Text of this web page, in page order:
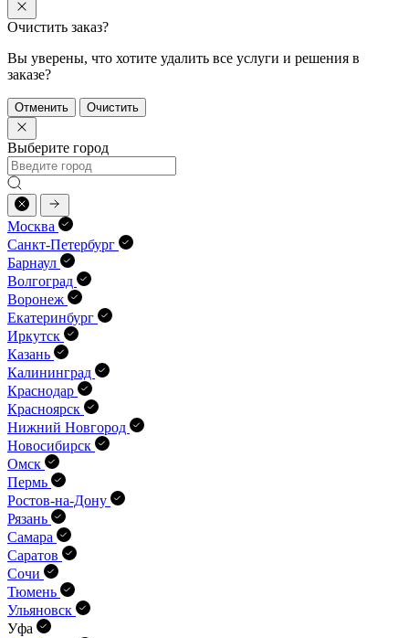
Очистить заказ?
Вы уверены, что хотите удалить все услуги и решения в
заказе?
Отменить Очистить
Выберите город
Москва
Санкт-Петербург
Барнаул
Волгоград
Воронеж
Екатеринбург
Иркутск
Казань
Калининград
Краснодар
Красноярск
Нижний Новгород
Новосибирск
Омск
Пермь
Ростов-на-Дону
Рязань
Самара
Саратов
Сочи
Тюмень
Ульяновск
Уфа